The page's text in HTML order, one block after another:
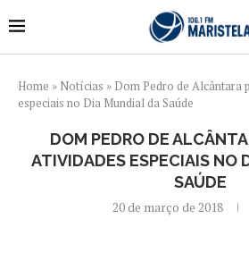
Home » Notícias » Dom Pedro de Alcântara
especiais no Dia Mundial da Saúde
DOM PEDRO DE
ATIVIDADES ESPECIAIS NO
SAÚDE
20 de março de 2018